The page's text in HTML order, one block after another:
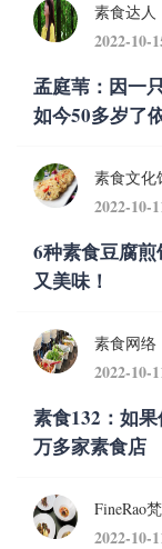
素食达人
2022-10-
孟庭苇：因一
如今50多岁了
素食文化
2022-10-
6种素食豆腐
又美味！
素食网络
2022-10-
素食132：如
万多家素食店
FineRao
2022-10-